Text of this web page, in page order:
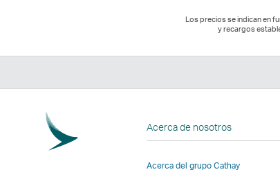
Los precios se indican en
y recargos
Acerca de nosotros
Acerca del grupo Cathay